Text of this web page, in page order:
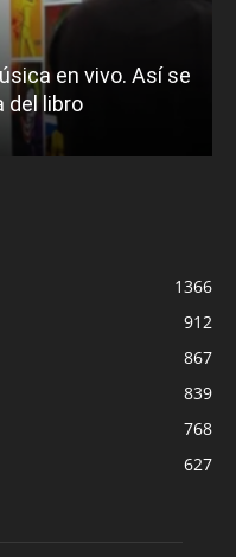
en vivo. Así se
del libro
1366
912
867
839
768
627